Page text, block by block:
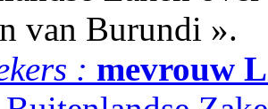
van Burundi ».
: mevrouw